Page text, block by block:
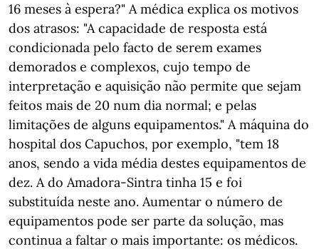
16 meses à espera?" A médica explica os motivos
dos atrasos: "A capacidade de resposta está
condicionada pelo facto de serem exames
demorados e complexos, cujo tempo de
interpretação e aquisição não permite que sejam
feitos mais de 20 num dia normal; e pelas
limitações de alguns equipamentos." A máquina do
hospital dos Capuchos, por exemplo, "tem 18
anos, sendo a vida média destes equipamentos de
dez. A do Amadora-Sintra tinha 15 e foi
substituída neste ano. Aumentar o número de
equipamentos pode ser parte da solução, mas
continua a faltar o mais importante: os médicos.